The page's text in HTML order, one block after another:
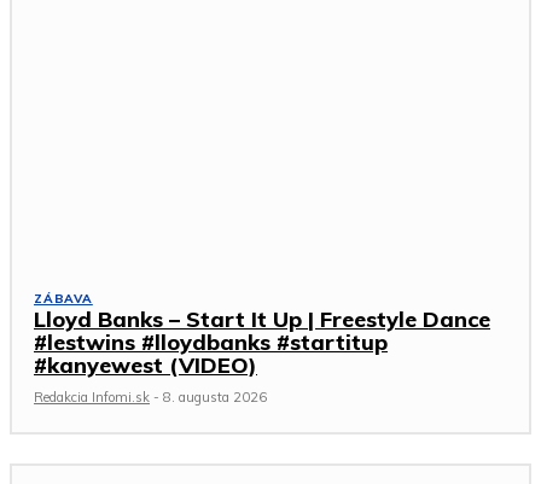
ZÁBAVA
Lloyd Banks – Start It Up | Freestyle Dance
#lestwins #lloydbanks #startitup
#kanyewest (VIDEO)
Redakcia Infomi.sk - 8. augusta 2026